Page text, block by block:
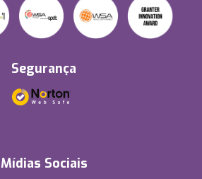
Segurança
Mídias Sociais